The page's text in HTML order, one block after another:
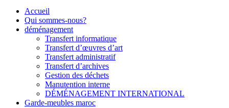
Accueil
Qui sommes-nous?
déménagement
Transfert informatique
Transfert d’œuvres d’art
Transfert administratif
Transfert d’archives
Gestion des déchets
Manutention interne
DÉMÉNAGEMENT INTERNATIONAL
Garde-meubles maroc